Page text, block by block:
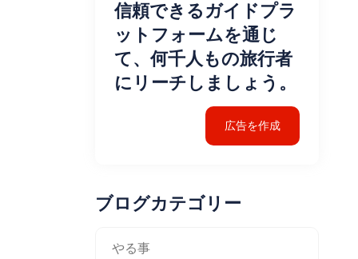
信頼できるガイドプラ
ットフォームを通じ
て、何千人もの旅行者
にリーチしましょう。
広告を作成
ブログカテゴリー
やる事